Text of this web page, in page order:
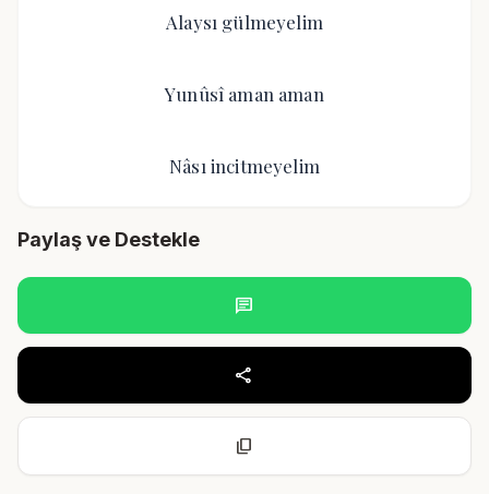
Alaysı gülmeyelim
Yunûsî aman aman
Nâsı incitmeyelim
Paylaş ve Destekle
chat
share
content_copy